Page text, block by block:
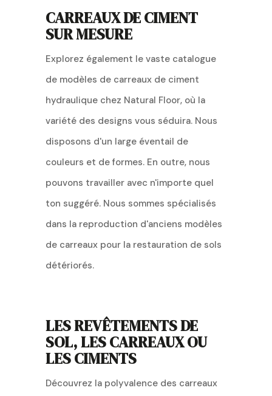
CARREAUX DE CIMENT
SUR MESURE
Explorez également le vaste catalogue
de modèles de carreaux de ciment
hydraulique chez Natural Floor, où la
variété des designs vous séduira. Nous
disposons d'un large éventail de
couleurs et de formes. En outre, nous
pouvons travailler avec n'importe quel
ton suggéré. Nous sommes spécialisés
dans la reproduction d'anciens modèles
de carreaux pour la restauration de sols
détériorés.
LES REVÊTEMENTS DE
SOL, LES CARREAUX OU
LES CIMENTS
Découvrez la polyvalence des carreaux